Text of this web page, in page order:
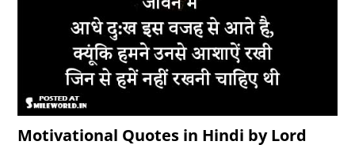
Motivational Quotes in Hindi by Lord